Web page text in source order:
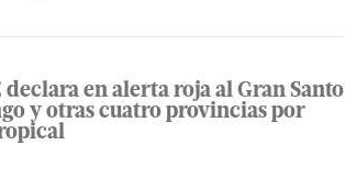
declara en alerta roja al Gran Santo
y otras cuatro provincias por